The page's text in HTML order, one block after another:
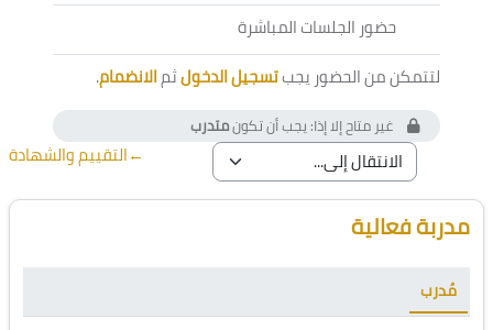
حضور الجلسات المباشرةأداة خارجية
لتتمكن من الحضور يجبتسجيل الدخولثمالانضمام.
غير متاح إلا إذا: يجب أن تكونمتدرب
←التقييم والشهادة
الكتل
تجاوز [Cocoon] Course Instructor
مدربة فعالية
مُدرب